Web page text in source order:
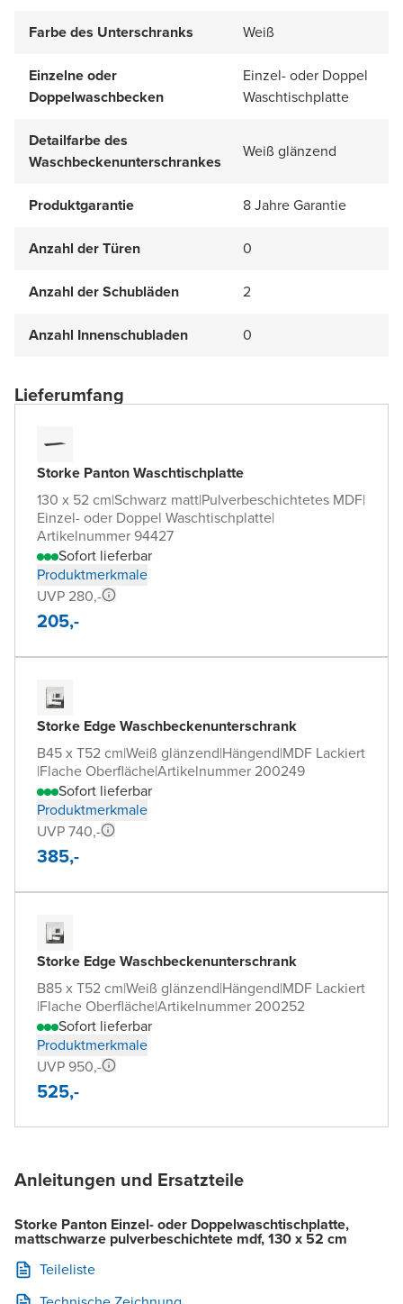
Farbe des Unterschranks Weiß
Einzelne oder
Doppelwaschbecken
Einzel- oder Doppel
Waschtischplatte
Detailfarbe des
Waschbeckenunterschrankes
Weiß glänzend
Produktgarantie 8 Jahre Garantie
Anzahl der Türen 0
Anzahl der Schubläden 2
Anzahl Innenschubladen 0
Lieferumfang
Storke Panton Waschtischplatte
130 x 52 cm|Schwarz matt|Pulverbeschichtetes MDF|
Einzel- oder Doppel Waschtischplatte|
Artikelnummer 94427
Sofort lieferbar
Produktmerkmale
UVP 280,-
205,-
Storke Edge Waschbeckenunterschrank
B45 x T52 cm|Weiß glänzend|Hängend|MDF Lackiert
|Flache Oberfläche|Artikelnummer 200249
Sofort lieferbar
Produktmerkmale
UVP 740,-
385,-
Storke Edge Waschbeckenunterschrank
B85 x T52 cm|Weiß glänzend|Hängend|MDF Lackiert
|Flache Oberfläche|Artikelnummer 200252
Sofort lieferbar
Produktmerkmale
UVP 950,-
525,-
Anleitungen und Ersatzteile
Storke Panton Einzel- oder Doppelwaschtischplatte,
mattschwarze pulverbeschichtete mdf, 130 x 52 cm
Teileliste